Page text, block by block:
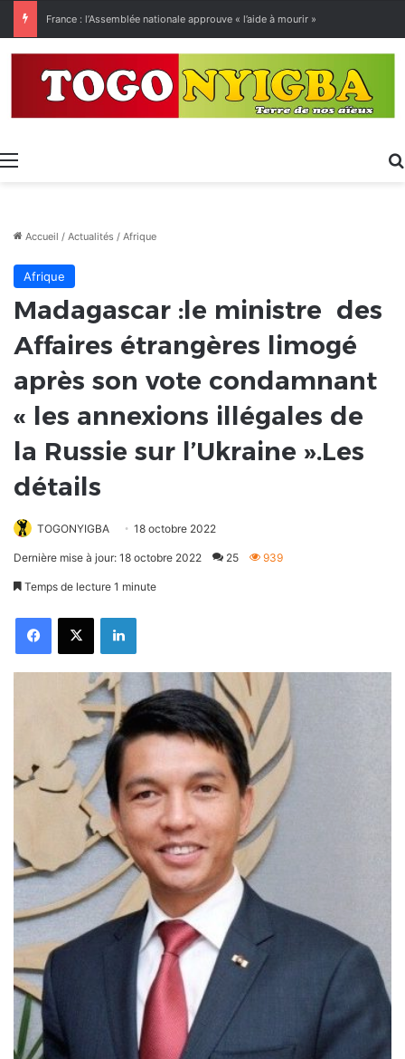
Menu
Accueil / Actualités / Afrique
Afrique
Madagascar :le ministre des
Affaires étrangères limogé
après son vote condamnant
« les annexions illégales de
la Russie sur l’Ukraine ».Les
détails
TOGONYIGBA 18 octobre 2022
Dernière mise à jour: 18 octobre 2022 25 939
Temps de lecture 1 minute
FacebookX Linkedin